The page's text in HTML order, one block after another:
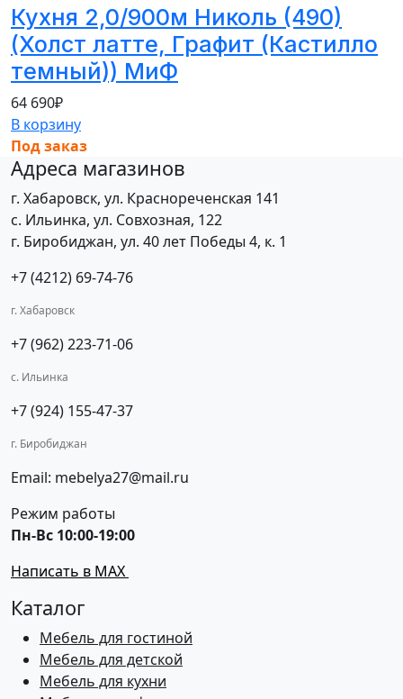
Кухня 2,0/900м Николь (490)
(Холст латте, Графит (Кастилло
темный)) МиФ
64 690₽
В корзину
Под заказ
Адреса магазинов
г. Хабаровск, ул. Краснореченская 141
с. Ильинка, ул. Совхозная, 122
г. Биробиджан, ул. 40 лет Победы 4, к. 1
+7 (4212) 69-74-76
г. Хабаровск
+7 (962) 223-71-06
с. Ильинка
+7 (924) 155-47-37
г. Биробиджан
Email: mebelya27@mail.ru
Режим работы
Пн-Вс 10:00-19:00
Написать в MAX
Каталог
Мебель для гостиной
Мебель для детской
Мебель для кухни